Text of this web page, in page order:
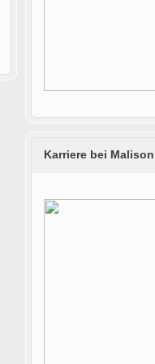
Karriere bei Malison